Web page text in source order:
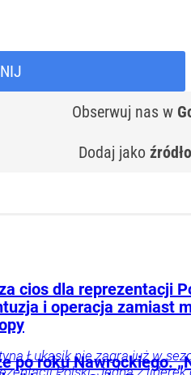
Obserwuj nas w
Dodaj jako
cios dla reprezentacji
i operacja zamiast
Łukasik nie zagra już w
Polski. Jedna z liderek
po roku Nawrockiego.